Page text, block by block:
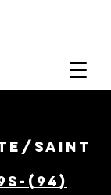
saint
(94)